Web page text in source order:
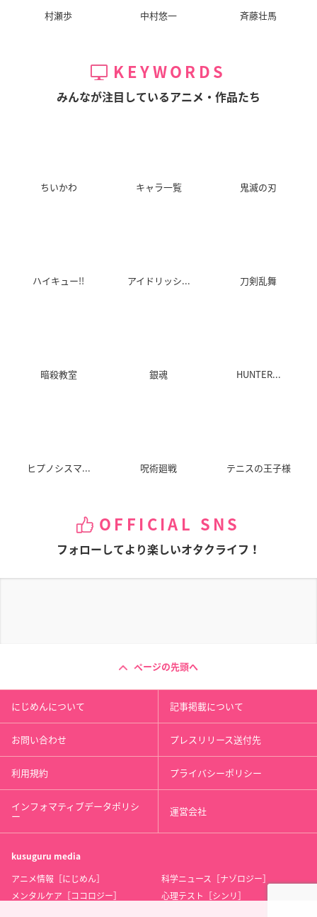
村瀬歩 中村悠一 斉藤壮馬
KEYWORDS
みんなが注目しているアニメ・作品たち
ちいかわ キャラ一覧 鬼滅の刃
ハイキュー!! アイドリッシ... 刀剣乱舞
暗殺教室 銀魂 HUNTER...
ヒプノシスマ... 呪術廻戦 テニスの王子様
OFFICIAL SNS
フォローしてより楽しいオタクライフ！
ページの先頭へ
にじめんについて 記事掲載について
お問い合わせ プレスリリース送付先
利用規約 プライバシーポリシー
インフォマティブデータポリシ
ー 運営会社
kusuguru media
アニメ情報［にじめん］
科学ニュース［ナゾロジー］
メンタルケア［ココロジー］
心理テスト［シンリ］